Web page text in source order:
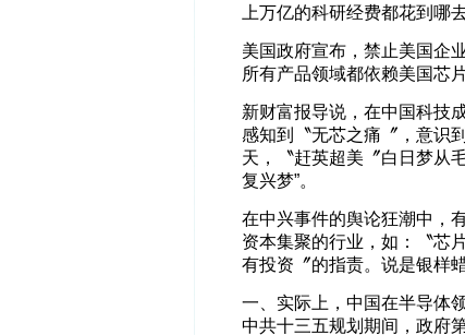
上万亿的科研经费都花到哪
美国政府宣布，禁止美国企
所有产品领域都依赖美国芯
新财富报导说，在中国科技
感知到〝无芯之痛〞，意识
天，〝赶英超美〞白日梦从
复兴梦”。
在中兴事件的舆论狂潮中，
资本集聚的行业，如：〝芯
有投资〞的指责。说是银样
一、实际上，中国在半导体
中共十三五规划期间，政府